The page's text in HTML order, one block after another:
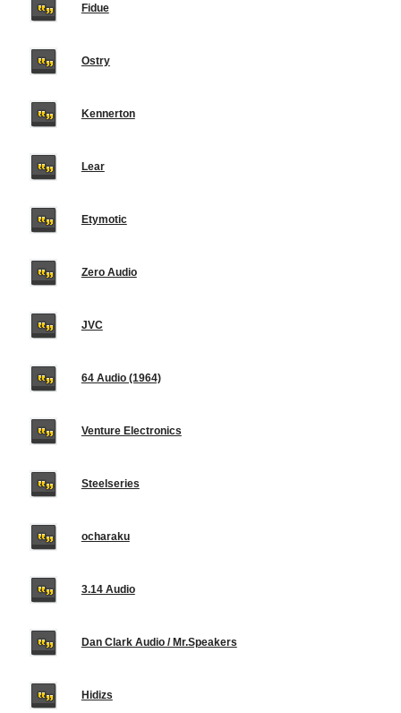
Fidue
Ostry
Kennerton
Lear
Etymotic
Zero Audio
JVC
64 Audio (1964)
Venture Electronics
Steelseries
ocharaku
3.14 Audio
Dan Clark Audio / Mr.Speakers
Hidizs